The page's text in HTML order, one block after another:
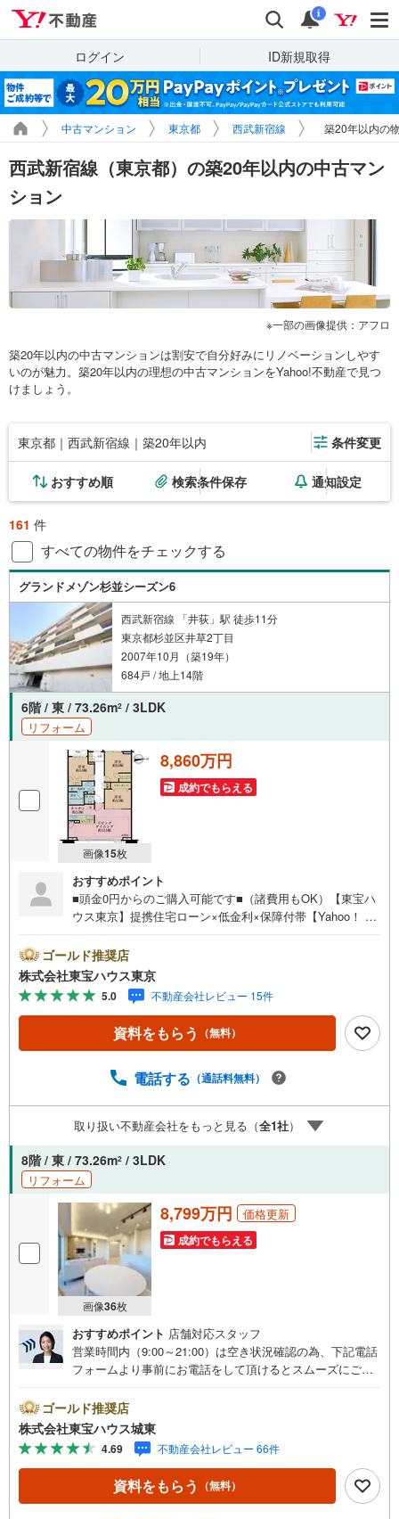
検索 通知
i
ログイン ID新規取得
中古マンション 東京都 西武新宿線 築20年以内の
西武新宿線（東京都）の築20年以内の中古マン
ション
一部の画像提供：アフロ
築20年以内の中古マンションは割安で自分好みにリノベーションしやす
いのが魅力。築20年以内の理想の中古マンションをYahoo!不動産で見つ
けましょう。
東京都｜西武新宿線｜築20年以内 条件変更
おすすめ順 検索条件保存 通知設定
161 件
すべての物件をチェックする
グランドメゾン杉並シーズン6
西武新宿線 「井荻」駅 徒歩11分
東京都杉並区井草2丁目
2007年10月（築19年）
684戸 / 地上14階
6階 / 東 / 73.26m2 / 3LDK
リフォーム
画像15枚
8,860万円
成約でもらえる
おすすめポイント
■頭金0円からのご購入可能です■（諸費用もOK）【東宝ハ
ウス東京】提携住宅ローン×低金利×保障付帯【Yahoo！ 不
ayボーナスライトがもらえる「Yahoo！ 不動産 物件ご成約
キャンペーン」の対象になります。「資料をもらう」「見
学予約をする」ボタンからお問い合わせください。※必ずY
ahoo！ JAPAN IDでログインしてください。※PayPayボー
ナスライトは出金と譲渡はできません。ご案内・詳細な資
料のご請求はお気軽にどうぞ♪お電話でのお問い合わせも
ゴールド推奨店
株式会社東宝ハウス東京
5.0 不動産会社レビュー 15件
資料をもらう （無料）
電話する （通話料無料）
取り扱い不動産会社をもっと見る（全1社）
8階 / 東 / 73.26m2 / 3LDK
リフォーム
画像36枚
8,799万円 価格更新
成約でもらえる
おすすめポイント 店舗対応スタッフ
営業時間内（9:00～21:00）は空き状況確認の為、下記電話
フォームより事前にお電話をして頂けるとスムーズにご案
カレンダーの作成▽ご購入後もお客様の人生のパートナー
として暮らしの「安心」を守り続けます。【Yahoo！ 不動
産キャンペーン対象店舗】当店で物件を成約するとPayPay
ボーナスライトがもらえる「Yahoo！ 不動産 物件ご成約キ
ャンペーン」の対象になります。「資料をもらう」「見学
予約をする」ボタンからお問い合わせください。※必ずYah
ゴールド推奨店
株式会社東宝ハウス城東
4.69 不動産会社レビュー 66件
資料をもらう （無料）